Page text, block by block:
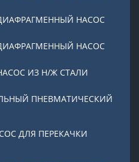
НАСОС
НАСОС
ИЗ Н/Ж СТАЛИ
ПНЕВМАТИЧЕСКИЙ
ДЛЯ ПЕРЕКАЧКИ